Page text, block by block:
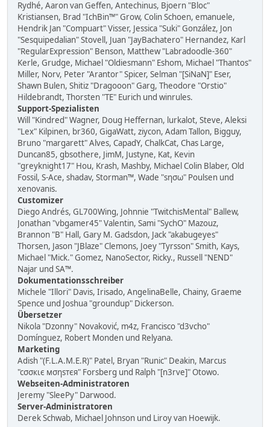
Rydhé, Aaron van Geffen, Antechinus, Bjoern "Bloc"
Kristiansen, Brad "IchBin™" Grow, Colin Schoen, emanuele,
Hendrik Jan "Compuart" Visser, Jessica "Suki" González, Jon
"Sesquipedalian" Stovell, Juan "JayBachatero" Hernandez, Karl
"RegularExpression" Benson, Matthew "Labradoodle-360"
Kerle, Grudge, Michael "Oldiesmann" Eshom, Michael "Thantos"
Miller, Norv, Peter "Arantor" Spicer, Selman "[SiNaN]" Eser,
Shawn Bulen, Shitiz "Dragooon" Garg, Theodore "Orstio"
Hildebrandt, Thorsten "TE" Eurich und winrules.
Support-Spezialisten
Will "Kindred" Wagner, Doug Heffernan, lurkalot, Steve, Aleksi
"Lex" Kilpinen, br360, GigaWatt, ziycon, Adam Tallon, Bigguy,
Bruno "margarett" Alves, CapadY, ChalkCat, Chas Large,
Duncan85, gbsothere, JimM, Justyne, Kat, Kevin
"greyknight17" Hou, Krash, Mashby, Michael Colin Blaber, Old
Fossil, S-Ace, shadav, Storman™, Wade "sησω" Poulsen und
xenovanis.
Customizer
Diego Andrés, GL700Wing, Johnnie "TwitchisMental" Ballew,
Jonathan "vbgamer45" Valentin, Sami "SychO" Mazouz,
Brannon "B" Hall, Gary M. Gadsdon, Jack "akabugeyes"
Thorsen, Jason "JBlaze" Clemons, Joey "Tyrsson" Smith, Kays,
Michael "Mick." Gomez, NanoSector, Ricky., Russell "NEND"
Najar und SA™.
Dokumentationsschreiber
Michele "Illori" Davis, Irisado, AngelinaBelle, Chainy, Graeme
Spence und Joshua "groundup" Dickerson.
Übersetzer
Nikola "Dzonny" Novaković, m4z, Francisco "d3vcho"
Domínguez, Robert Monden und Relyana.
Marketing
Adish "(F.L.A.M.E.R)" Patel, Bryan "Runic" Deakin, Marcus
"cσσкιє мσηѕтєя" Forsberg und Ralph "[n3rve]" Otowo.
Webseiten-Administratoren
Jeremy "SleePy" Darwood.
Server-Administratoren
Derek Schwab, Michael Johnson und Liroy van Hoewijk.